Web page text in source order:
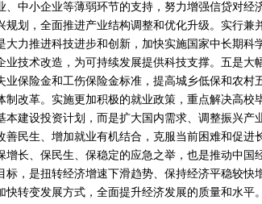
中小企业等薄弱环节的支持，努力增强信贷对经
划，全面推进产业结构调整和优化升级。实行兼
力推进科技进步和创新，加快实施国家中长期科
技术改造，为可持续发展提供科技支撑。五是大
保险金和工伤保险金标准，提高城乡低保和农村
改革。实施更加积极的就业政策，重点解决高校
建设投资计划，而是扩大国内需求、调整振兴产
民生、增加就业有机结合，克服当前困难和促进
长、保民生、保稳定的应急之举，也是推动中国
，是扭转经济增速下滑趋势、保持经济平稳较快
转变发展方式，全面提升经济发展的质量和水平。